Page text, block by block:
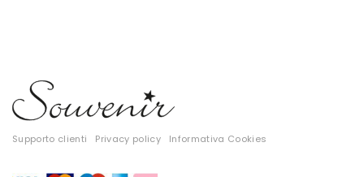
Tute
Tutti
Gift Card
Supporto clienti Privacy policy Informativa Cookies